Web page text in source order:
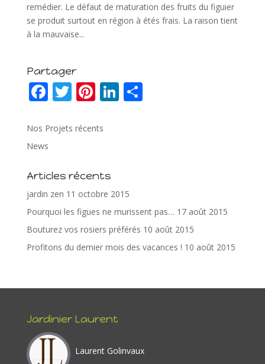
remédier. Le défaut de maturation des fruits du figuier
se produit surtout en région à étés frais. La raison tient
à la mauvaise...
Partager
F
e
b
o
o
k
T
itt
Pi
er
st
Li
n
P
Nos Projets récents
News
Articles récents
jardin zen 11 octobre 2015
Pourquoi les figues ne murissent pas… 17 août 2015
Bouturez vos rosiers préférés 10 août 2015
Profitons du dernier mois des vacances ! 10 août 2015
Jardinier Laurent
Laurent Golinvaux